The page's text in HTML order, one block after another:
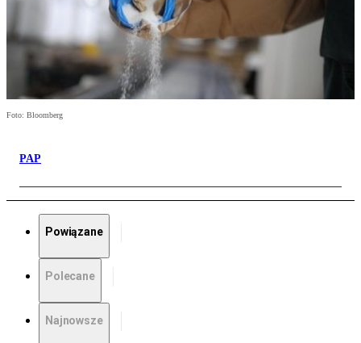
Foto: Bloomberg
PAP
Powiązane
Polecane
Najnowsze